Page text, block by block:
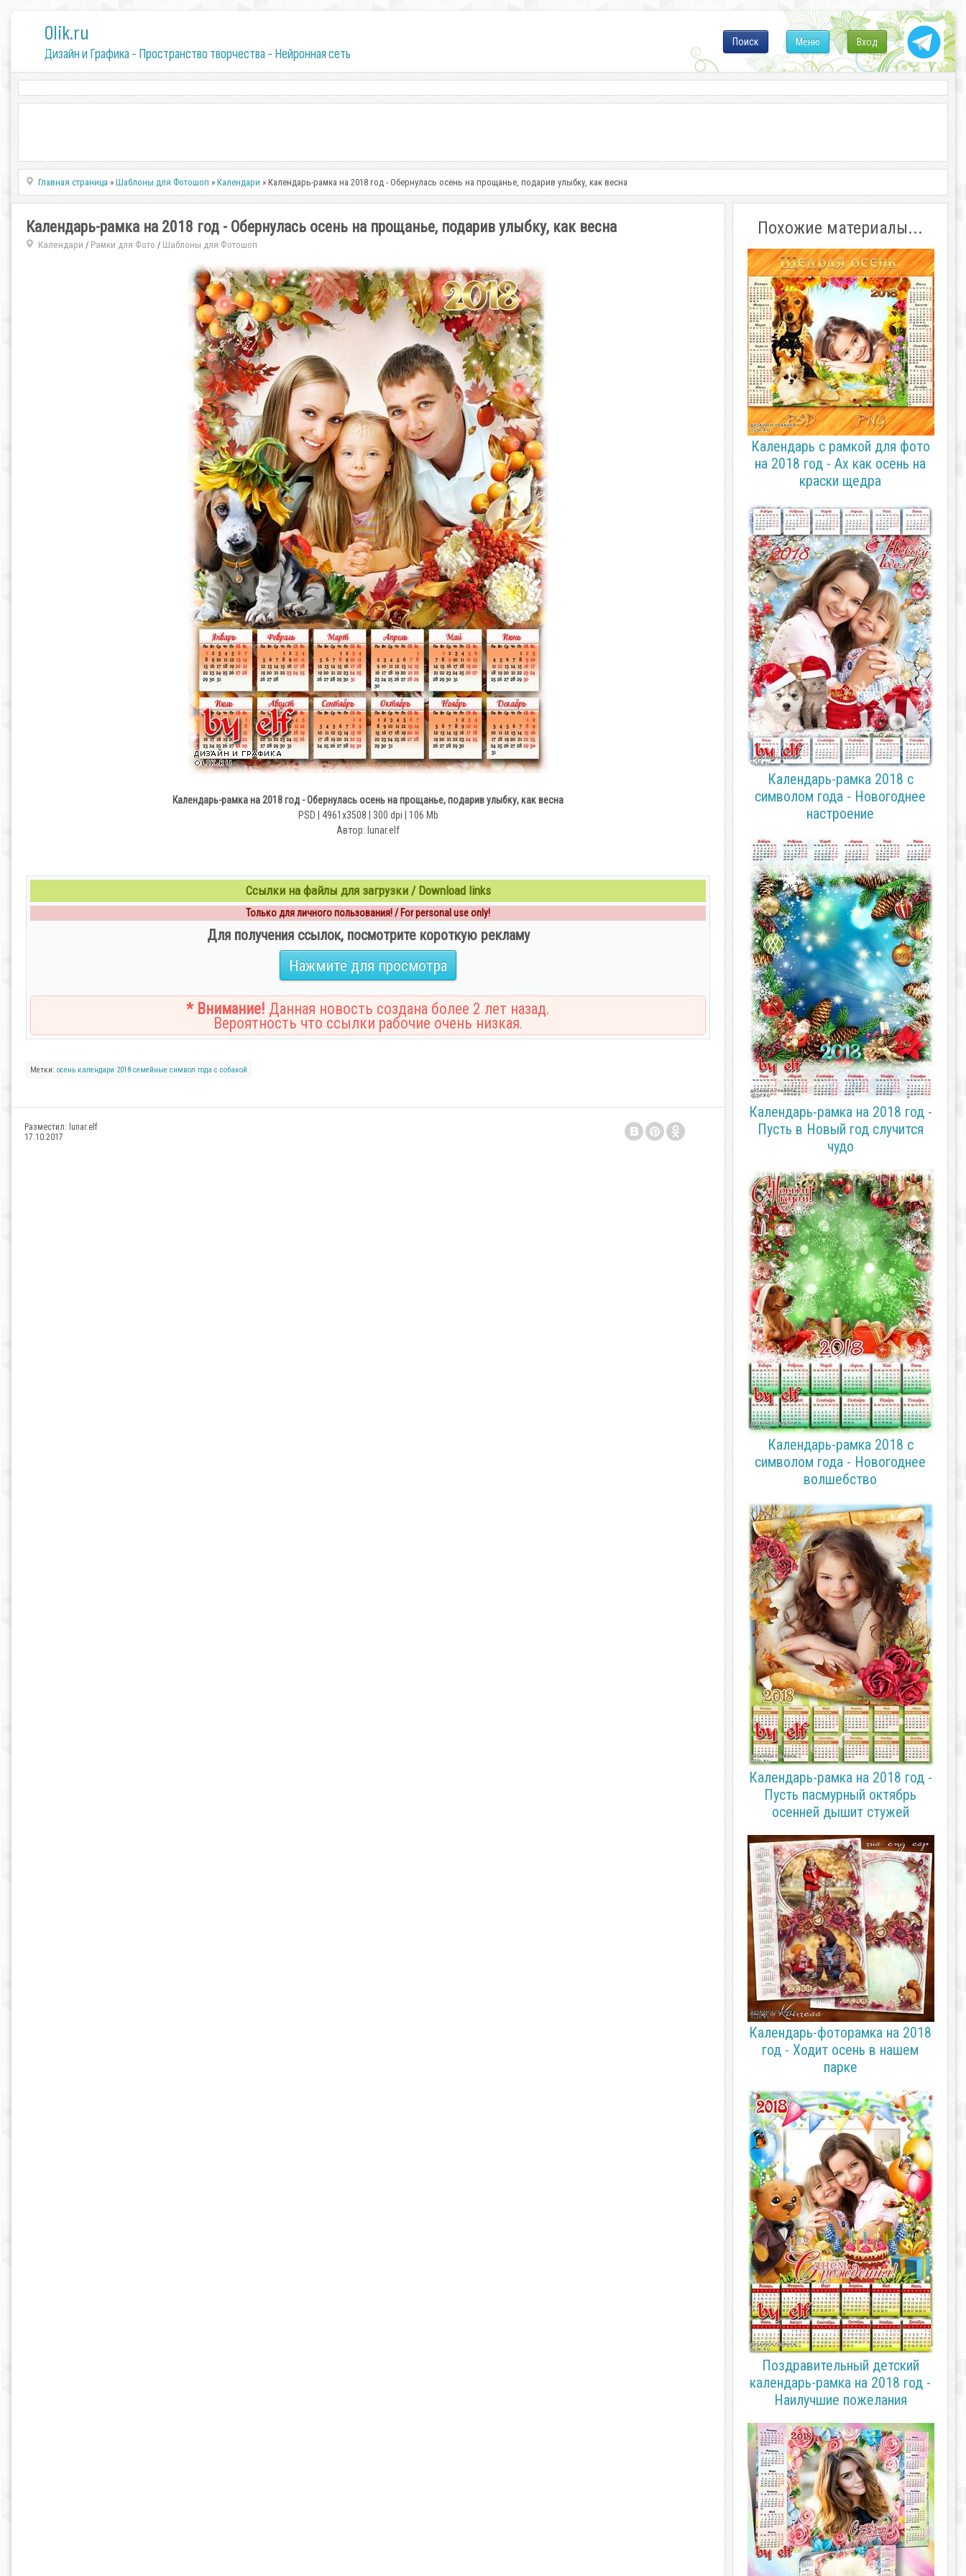
0lik.ru
Дизайн и Графика - Пространство творчества - Нейронная сеть
Вход
Меню
Поиск
Главная страница »Шаблоны для Фотошоп »Календари » Календарь-рамка на 2018 год - Обернулась осень на прощанье, подарив улыбку, как весна
Календарь-рамка на 2018 год - Обернулась осень на прощанье, подарив улыбку, как весна
Календари / Рамки для Фото / Шаблоны для Фотошоп
Календарь-рамка на 2018 год - Обернулась осень на прощанье, подарив улыбку, как весна
PSD | 4961х3508 | 300 dpi | 106 Mb
Автор: lunar.elf
Ссылки на файлы для загрузки / Download links
Только для личного пользования! / For personal use only!
Для получения ссылок, посмотрите короткую рекламу
Нажмите для просмотра
* Внимание! Данная новость создана более 2 лет назад.
Вероятность что ссылки рабочие очень низкая.
Метки: осень календари 2018 семейные символ года с собакой
Разместил: lunar.elf
17.10.2017
Похожие материалы...
Календарь с рамкой для фото
на 2018 год - Ах как осень на
краски щедра
Календарь-рамка 2018 с
символом года - Новогоднее
настроение
Календарь-рамка на 2018 год -
Пусть в Новый год случится
чудо
Календарь-рамка 2018 с
символом года - Новогоднее
волшебство
Календарь-рамка на 2018 год -
Пусть пасмурный октябрь
осенней дышит стужей
Календарь-фоторамка на 2018
год - Ходит осень в нашем
парке
Поздравительный детский
календарь-рамка на 2018 год -
Наилучшие пожелания